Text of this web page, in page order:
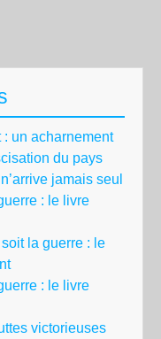
un acharnement
du pays
jamais seul
: le livre
la guerre : le
: le livre
victorieuses